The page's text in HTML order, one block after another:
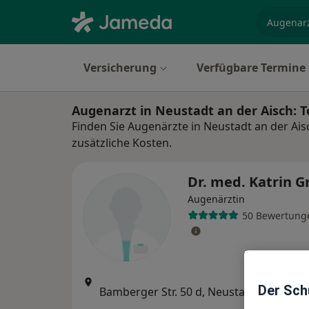
Versicherung Verfügbare Termine
Augenarzt in Neustadt an der Aisch:
Finden Sie Augenärzte in Neustadt an der
zusätzliche Kosten.
Dr. med. Katrin
Augenärztin
50
Bamberger Str. 50 d, Neustadt an der Aisch •
Zu
Der